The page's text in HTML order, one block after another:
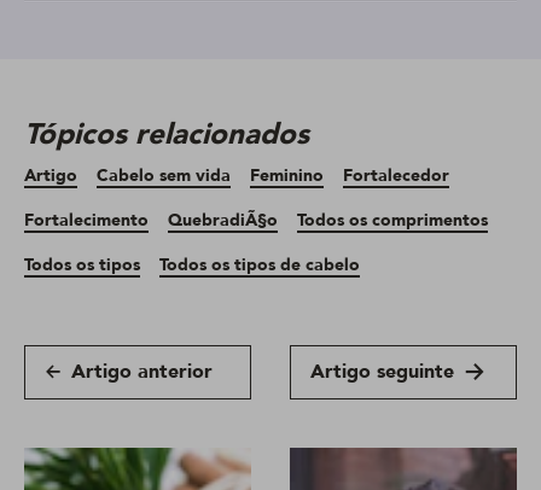
Tópicos relacionados
Artigo Cabelo sem vida Feminino
Fortalecedor
Fortalecimento
QuebradiÃ§o
Todos os comprimentos
Todos os tipos
Todos os tipos de cabelo
Artigo anterior Artigo seguinte